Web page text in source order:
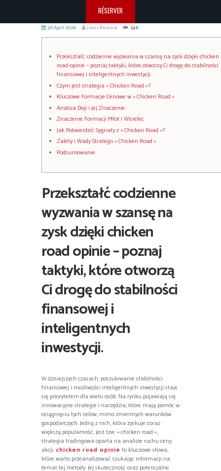
RÉSERVER
30 April 2026 Louis Bedard 249
Przekształć codzienne wyzwania w szansę na zysk dzięki chicken
road opinie – poznaj taktyki, które otworzą Ci drogę do stabilności
finansowej i inteligentnych inwestycji.
Czym jest strategia « Chicken Road »?
Kluczowe Formacje Cenowe w « Chicken Road »
Analiza Doji i jej Znaczenie
Znaczenie Formacji Młot i Wisielec
Jak Potwierdzić Sygnały z « Chicken Road »?
Zalety i Wady Strategii « Chicken Road »
Podsumowanie
Przekształć codzienne
wyzwania w szansę na
zysk dzięki chicken
road opinie – poznaj
taktyki, które otworzą
Ci drogę do stabilności
finansowej i
inteligentnych
inwestycji.
W dzisiejszych czasach, poszukiwanie stabilności
finansowej i możliwości inteligentnych inwestycji staje
się priorytetem dla wielu osób. Na rynku pojawiają się
innowacyjne strategie i narzędzia, które mają pomóc w
osiągnięciu tych celów, mimo zmiennych warunków
gospodarczych. Jedną z nich, która zyskuje coraz
większą popularność, jest tzw. « chicken road »,
strategia tradingowa oparta na analizie ruchu ceny
akcji. chicken road opinie to kluczowe słowa,
które warto przeanalizować szukając informacji na
temat tej metody. Jej skuteczność oraz potencjalne